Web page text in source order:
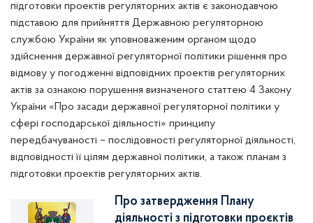
підготовки проектів регуляторних актів є законодавчою
підставою для прийняття Державною регуляторною
службою України як уповноваженим органом щодо
здійснення державної регуляторної політики рішення про
відмову у погодженні відповідних проектів регуляторних
актів за ознакою порушення визначеного статтею 4 Закону
України «Про засади державної регуляторної політики у
сфері господарської діяльності» принципу
передбачуваності – послідовності регуляторної діяльності,
відповідності її цілям державної політики, а також планам з
підготовки проектів регуляторних актів.
Про затвердження Плану
діяльності з підготовки проєктів